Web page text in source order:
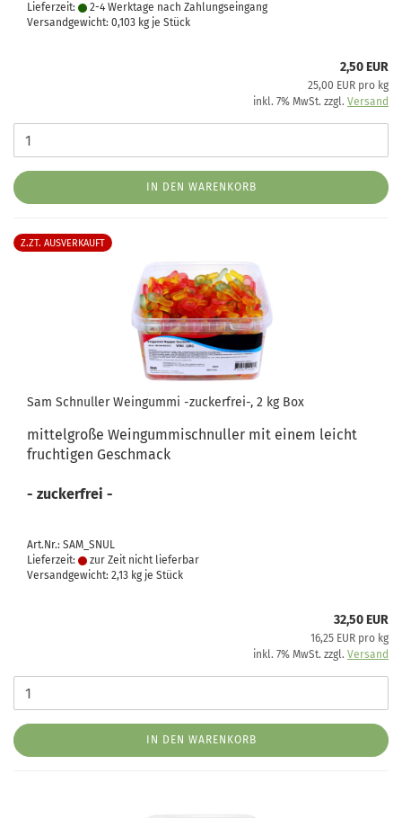
Lieferzeit:
2-4 Werktage nach Zahlungseingang
Versandgewicht: 0,103 kg je Stück
2,50 EUR
25,00 EUR pro kg
inkl. 7% MwSt. zzgl. Versand
IN DEN WARENKORB
Z.ZT. AUSVERKAUFT
Sam Schnuller Weingummi -zuckerfrei-, 2 kg Box
mittelgroße Weingummischnuller mit einem leicht
fruchtigen Geschmack
- zuckerfrei -
Art.Nr.: SAM_SNUL
Lieferzeit:
zur Zeit nicht lieferbar
Versandgewicht: 2,13 kg je Stück
32,50 EUR
16,25 EUR pro kg
inkl. 7% MwSt. zzgl. Versand
IN DEN WARENKORB